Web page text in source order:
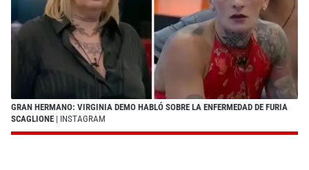
GRAN HERMANO: VIRGINIA DEMO HABLÓ SOBRE LA ENFERMEDAD DE FURIA
SCAGLIONE | INSTAGRAM